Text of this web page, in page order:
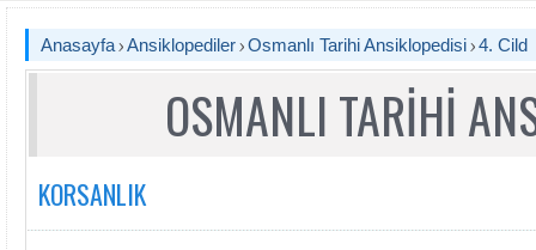
Anasayfa Ansiklopediler Osmanlı Tarihi Ansiklopedisi 4. Cild
OSMANLI TARİHİ
KORSANLIK